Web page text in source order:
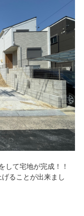
して宅地が完成！！
ることが出来まし